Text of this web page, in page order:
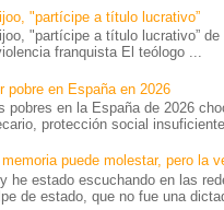
"partícipe a título lucrativo”
"partícipe a título lucrativo”
franquista El teólogo ...
pobre en España en 2026
pobres en la España de 2026
protección social
memoria puede molestar, pero la
he estado escuchando en las
de estado, que no fue una